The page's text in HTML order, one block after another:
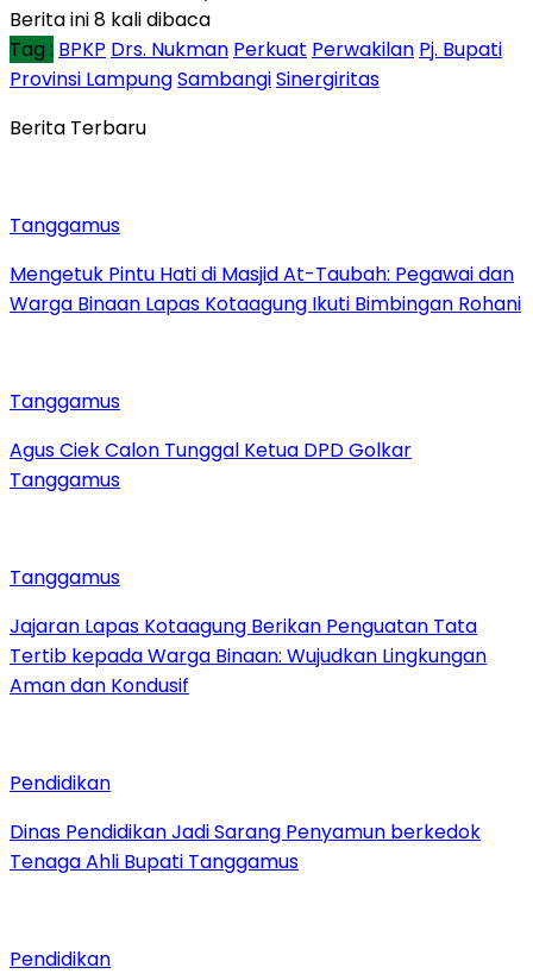
Berita ini 8 kali dibaca
Tag : BPKP Drs. Nukman Perkuat Perwakilan Pj. Bupati
Provinsi LampungSambangiSinergiritas
Berita Terbaru
Tanggamus
Mengetuk Pintu Hati di Masjid At-Taubah: Pegawai dan
Warga Binaan Lapas Kotaagung Ikuti Bimbingan Rohani
Tanggamus
Agus Ciek Calon Tunggal Ketua DPD Golkar
Tanggamus
Tanggamus
Jajaran Lapas Kotaagung Berikan Penguatan Tata
Tertib kepada Warga Binaan: Wujudkan Lingkungan
Aman dan Kondusif
Pendidikan
Dinas Pendidikan Jadi Sarang Penyamun berkedok
Tenaga Ahli Bupati Tanggamus
Pendidikan